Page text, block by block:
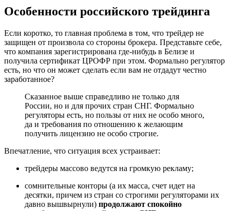
Особенности российского трейдинга
Если коротко, то главная проблема в том, что трейдер не
защищен от произвола со стороны брокера. Представьте себе,
что компания зарегистрирована где-нибудь в Белизе и
получила сертификат ЦРОФР при этом. Формально регулятор
есть, но что он может сделать если вам не отдадут честно
заработанное?
Сказанное выше справедливо не только для
России, но и для прочих стран СНГ. Формально
регуляторы есть, но пользы от них не особо много,
да и требования по отношению к желающим
получить лицензию не особо строгие.
Впечатление, что ситуация всех устраивает:
трейдеры массово ведутся на громкую рекламу;
сомнительные конторы (а их масса, счет идет на
десятки, причем из стран со строгими регуляторами их
давно вышвырнули) продолжают спокойно